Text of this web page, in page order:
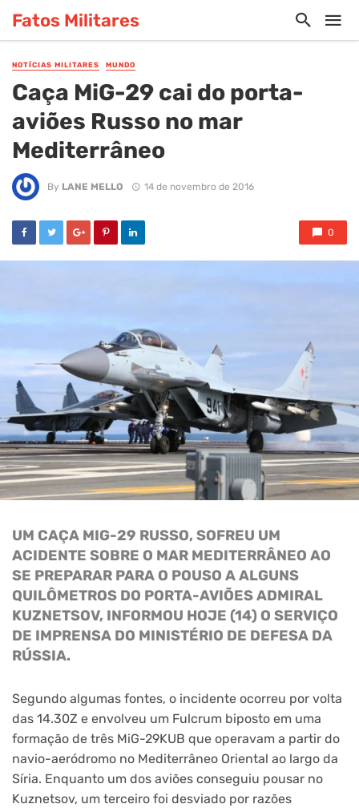
Fatos Militares
NOTÍCIAS MILITARES MUNDO
Caça MiG-29 cai do porta-
aviões Russo no mar
Mediterrâneo
By LANE MELLO 14 de novembro de 2016
0
UM CAÇA MIG-29 RUSSO, SOFREU UM
ACIDENTE SOBRE O MAR MEDITERRÂNEO AO
SE PREPARAR PARA O POUSO A ALGUNS
QUILÔMETROS DO PORTA-AVIÕES ADMIRAL
KUZNETSOV, INFORMOU HOJE (14) O SERVIÇO
DE IMPRENSA DO MINISTÉRIO DE DEFESA DA
RÚSSIA.
Segundo algumas fontes, o incidente ocorreu por volta
das 14.30Z e envolveu um Fulcrum biposto em uma
formação de três MiG-29KUB que operavam a partir do
navio-aeródromo no Mediterrâneo Oriental ao largo da
Síria. Enquanto um dos aviões conseguiu pousar no
Kuznetsov, um terceiro foi desviado por razões